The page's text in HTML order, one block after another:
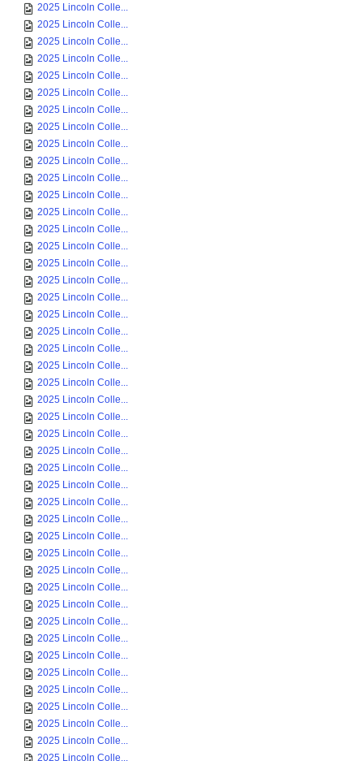
2025 Lincoln Colle...
2025 Lincoln Colle...
2025 Lincoln Colle...
2025 Lincoln Colle...
2025 Lincoln Colle...
2025 Lincoln Colle...
2025 Lincoln Colle...
2025 Lincoln Colle...
2025 Lincoln Colle...
2025 Lincoln Colle...
2025 Lincoln Colle...
2025 Lincoln Colle...
2025 Lincoln Colle...
2025 Lincoln Colle...
2025 Lincoln Colle...
2025 Lincoln Colle...
2025 Lincoln Colle...
2025 Lincoln Colle...
2025 Lincoln Colle...
2025 Lincoln Colle...
2025 Lincoln Colle...
2025 Lincoln Colle...
2025 Lincoln Colle...
2025 Lincoln Colle...
2025 Lincoln Colle...
2025 Lincoln Colle...
2025 Lincoln Colle...
2025 Lincoln Colle...
2025 Lincoln Colle...
2025 Lincoln Colle...
2025 Lincoln Colle...
2025 Lincoln Colle...
2025 Lincoln Colle...
2025 Lincoln Colle...
2025 Lincoln Colle...
2025 Lincoln Colle...
2025 Lincoln Colle...
2025 Lincoln Colle...
2025 Lincoln Colle...
2025 Lincoln Colle...
2025 Lincoln Colle...
2025 Lincoln Colle...
2025 Lincoln Colle...
2025 Lincoln Colle...
2025 Lincoln Colle...